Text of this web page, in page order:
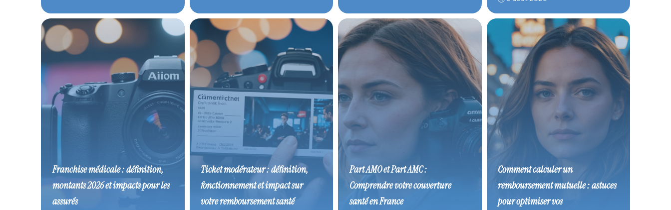
Franchise médicale : définition,
montants 2026 et impacts pour les
assurés
Ticket modérateur : définition,
fonctionnement et impact sur
votre remboursement santé
Part AMO et Part AMC :
Comprendre votre couverture
santé en France
Comment calculer un
remboursement mutuelle : astuces
pour optimiser vos